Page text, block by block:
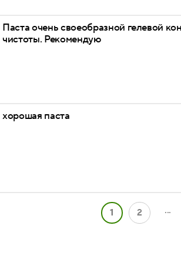
Паста очень своеобразной гелевой
чистоты. Рекомендую
хорошая паста
1 2 ...